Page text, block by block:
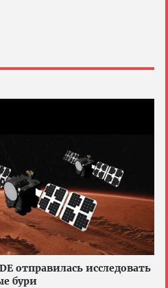
отправилась исследовать
бури